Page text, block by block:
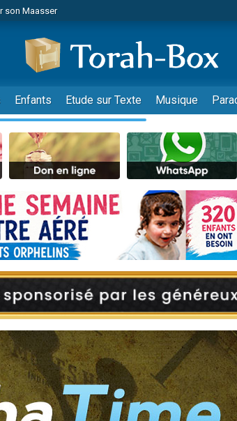
son Maasser
de faire un don pour Diane, 80 ans, dans un
nous rejoindre sur WhatsApp
de demander une bénédiction
dans Torah-Box Music
de faire un don pour Sauvez la jambe de Yohan
étudier en groupe sur Zoom
nous rejoindre sur WhatsApp
nous rejoindre sur WhatsApp
nous rejoindre sur WhatsApp
dans Torah-Box Music
de faire un don pour Tsédaka : pauvres d'Israel
de demander une bénédiction
pour étudier en groupe sur Zoom
son Maasser
de faire un don pour 5 enfants déjà orphelins risquent
nous rejoindre sur WhatsApp
Enfants Etude sur Texte Musique